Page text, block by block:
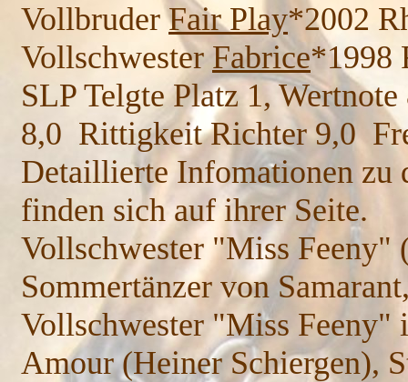
VollbruderFair Play*2002
VollschwesterFabrice*1998
SLP Telgte Platz 1,
8,0 Rittigkeit Richter 9,0
Detaillierte Infomationen zu
finden sich auf ihrer Seite.
Vollschwester "Miss
Sommertänzer von
Vollschwester "Miss Feeny"
Amour (Heiner Schiergen),